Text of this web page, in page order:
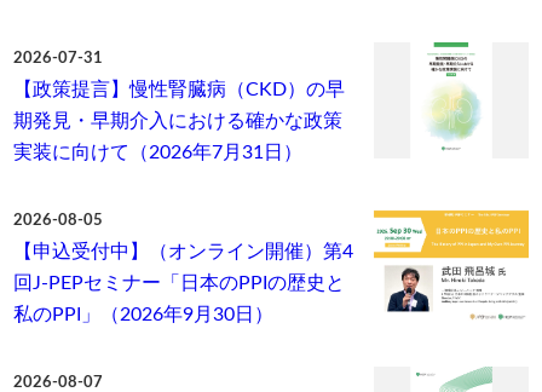
2026-07-31
【政策提言】慢性腎臓病（CKD）の早
期発見・早期介入における確かな政策
実装に向けて（2026年7月31日）
2026-08-05
【申込受付中】（オンライン開催）第4
回J-PEPセミナー「日本のPPIの歴史と
私のPPI」（2026年9月30日）
2026-08-07